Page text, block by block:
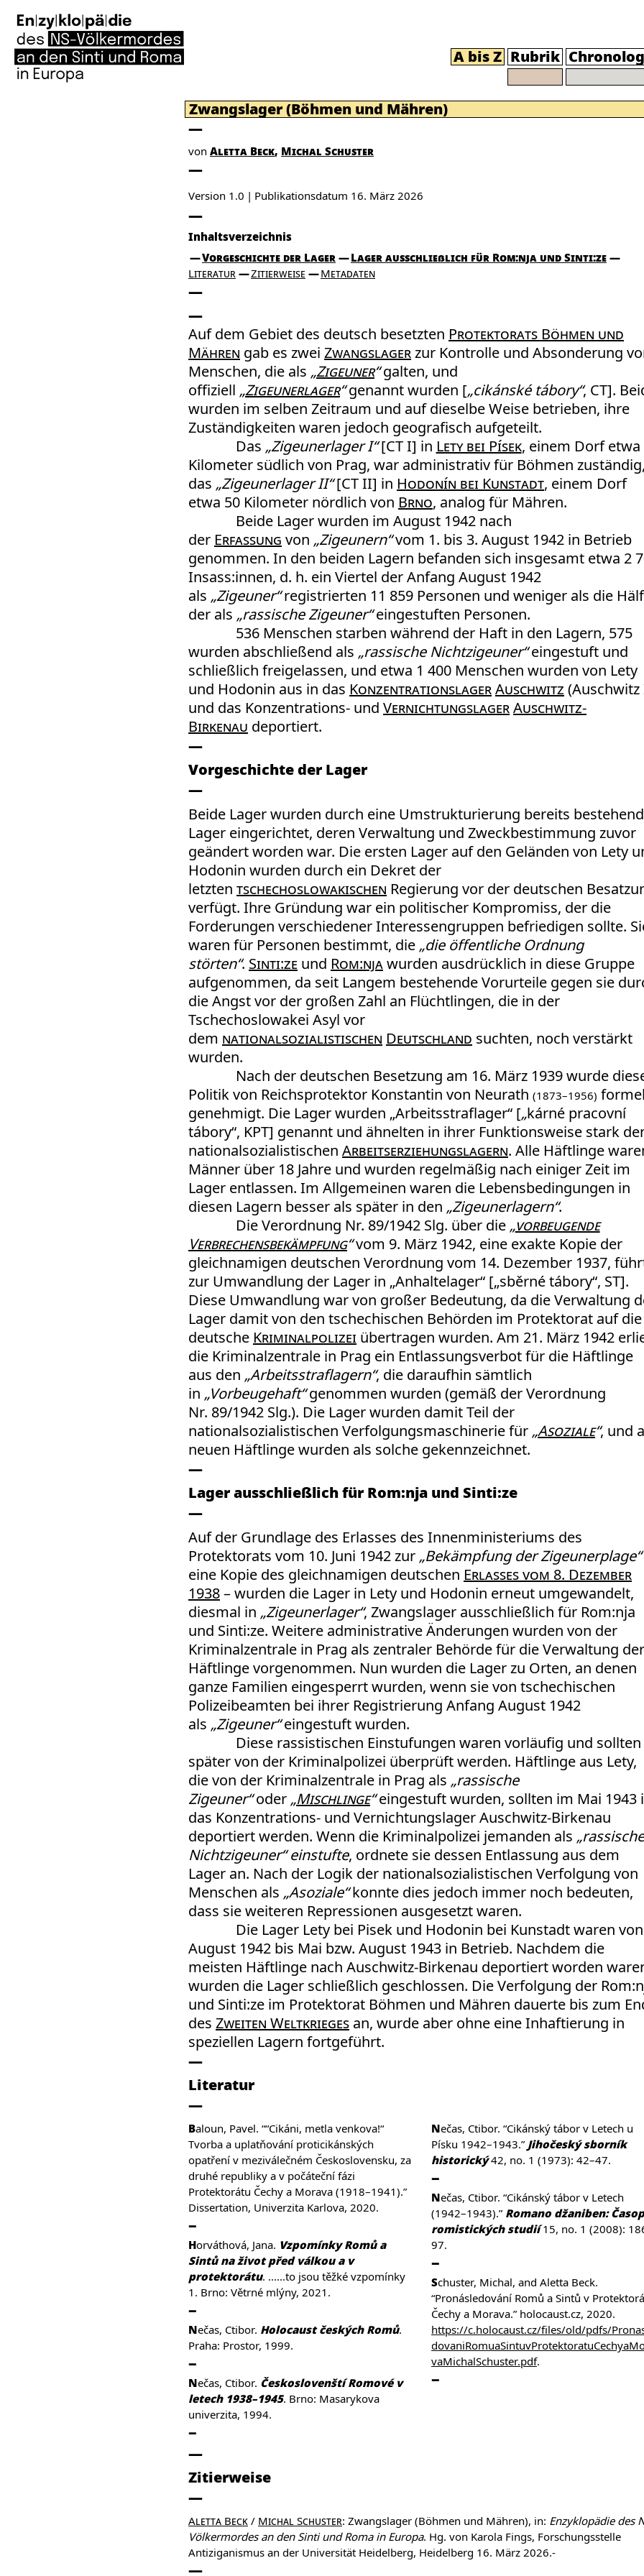
A bis Z Rubrik
Zwangslager (Böhmen und Mähren)
von Aletta Beck Michal Schuster
Version 1.0 Publikationsdatum 16. März 2026
Inhaltsverzeichnis
Vorgeschichte der Lager
Lager ausschließlich für Rom:nja und Sinti:ze
Literatur
Zitierweise Metadaten
Auf dem Gebiet des deutsch besetzten Protektorats Böhmen und
Mähren gab es zwei Zwangslagerzur Kontrolle und Absonderung
Menschen, die als „Zigeuner“galten, und
offiziell „Zigeunerlager“genannt wurden [„cikánské tábory“, CT].
wurden im selben Zeitraum und auf dieselbe Weise betrieben, ihre
Zuständigkeiten waren jedoch geografisch aufgeteilt.
Das „Zigeunerlager I“[CT I] in Lety bei Písek, einem Dorf etwa
Kilometer südlich von Prag, war administrativ für Böhmen zuständig,
das „Zigeunerlager II“[CT II] in Hodonín bei Kunstadt, einem Dorf
etwa 50 Kilometer nördlich von Brno, analog für Mähren.
Beide Lager wurden im August 1942 nach
der Erfassung von „Zigeunern“vom 1. bis 3. August 1942 in Betrieb
genommen. In den beiden Lagern befanden sich insgesamt etwa 2
Insass:innen, d. h. ein Viertel der Anfang August 1942
als „Zigeuner“registrierten 11 859 Personen und weniger als die
der als „rassische Zigeuner“eingestuften Personen.
536 Menschen starben während der Haft in den Lagern, 575
wurden abschließend als „rassische Nichtzigeuner“eingestuft und
schließlich freigelassen, und etwa 1 400 Menschen wurden von Lety
und Hodonin aus in das KonzentrationslagerAuschwitz (Auschwitz
und das Konzentrations- und VernichtungslagerAuschwitz-
Birkenau deportiert.
Vorgeschichte der Lager
Beide Lager wurden durch eine Umstrukturierung bereits
Lager eingerichtet, deren Verwaltung und Zweckbestimmung zuvor
geändert worden war. Die ersten Lager auf den Geländen von Lety
Hodonin wurden durch ein Dekret der
letzten tschechoslowakischen Regierung vor der deutschen
verfügt. Ihre Gründung war ein politischer Kompromiss, der die
Forderungen verschiedener Interessengruppen befriedigen sollte.
waren für Personen bestimmt, die „die öffentliche Ordnung
störten“. Sinti:ze und Rom:njawurden ausdrücklich in diese Gruppe
aufgenommen, da seit Langem bestehende Vorurteile gegen sie
die Angst vor der großen Zahl an Flüchtlingen, die in der
Tschechoslowakei Asyl vor
dem nationalsozialistischen Deutschland suchten, noch verstärkt
wurden.
Nach der deutschen Besetzung am 16. März 1939 wurde
Politik von Reichsprotektor Konstantin von Neurath (1873–1956)
genehmigt. Die Lager wurden „Arbeitsstraflager“ [„kárné pracovní
tábory“, KPT] genannt und ähnelten in ihrer Funktionsweise stark
nationalsozialistischen Arbeitserziehungslagern. Alle Häftlinge
Männer über 18 Jahre und wurden regelmäßig nach einiger Zeit im
Lager entlassen. Im Allgemeinen waren die Lebensbedingungen in
diesen Lagern besser als später in den „Zigeunerlagern“.
Die Verordnung Nr. 89/1942 Slg. über die „vorbeugende
Verbrechensbekämpfung“vom 9. März 1942, eine exakte Kopie der
gleichnamigen deutschen Verordnung vom 14. Dezember 1937,
zur Umwandlung der Lager in „Anhaltelager“ [„sběrné tábory“, ST].
Diese Umwandlung war von großer Bedeutung, da die Verwaltung
Lager damit von den tschechischen Behörden im Protektorat auf die
deutsche Kriminalpolizei übertragen wurden. Am 21. März 1942
die Kriminalzentrale in Prag ein Entlassungsverbot für die Häftlinge
aus den „Arbeitsstraflagern“, die daraufhin sämtlich
in „Vorbeugehaft“genommen wurden (gemäß der Verordnung
Nr. 89/1942 Slg.). Die Lager wurden damit Teil der
nationalsozialistischen Verfolgungsmaschinerie für „Asoziale“, und
neuen Häftlinge wurden als solche gekennzeichnet.
Lager ausschließlich für Rom:nja und Sinti:ze
Auf der Grundlage des Erlasses des Innenministeriums des
Protektorats vom 10. Juni 1942 zur „Bekämpfung der Zigeunerplage“
eine Kopie des gleichnamigen deutschen Erlasses vom 8. Dezember
1938– wurden die Lager in Lety und Hodonin erneut umgewandelt,
diesmal in „Zigeunerlager“, Zwangslager ausschließlich für Rom:nja
und Sinti:ze. Weitere administrative Änderungen wurden von der
Kriminalzentrale in Prag als zentraler Behörde für die Verwaltung der
Häftlinge vorgenommen. Nun wurden die Lager zu Orten, an denen
ganze Familien eingesperrt wurden, wenn sie von tschechischen
Polizeibeamten bei ihrer Registrierung Anfang August 1942
als „Zigeuner“eingestuft wurden.
Diese rassistischen Einstufungen waren vorläufig und sollten
später von der Kriminalpolizei überprüft werden. Häftlinge aus Lety,
die von der Kriminalzentrale in Prag als „rassische
Zigeuner“oder „Mischlinge“eingestuft wurden, sollten im Mai 1943
das Konzentrations- und Vernichtungslager Auschwitz-Birkenau
deportiert werden. Wenn die Kriminalpolizei jemanden als
Nichtzigeuner“ einstufte, ordnete sie dessen Entlassung aus dem
Lager an. Nach der Logik der nationalsozialistischen Verfolgung von
Menschen als „Asoziale“konnte dies jedoch immer noch bedeuten,
dass sie weiteren Repressionen ausgesetzt waren.
Die Lager Lety bei Pisek und Hodonin bei Kunstadt waren von
August 1942 bis Mai bzw. August 1943 in Betrieb. Nachdem die
meisten Häftlinge nach Auschwitz-Birkenau deportiert worden
wurden die Lager schließlich geschlossen. Die Verfolgung der
und Sinti:ze im Protektorat Böhmen und Mähren dauerte bis zum
des Zweiten Weltkrieges an, wurde aber ohne eine Inhaftierung in
speziellen Lagern fortgeführt.
Literatur
Baloun, Pavel. ““Cikáni, metla venkova!“
Tvorba a uplatňování proticikánských
opatření v meziválečném Československu, za
druhé republiky a v počáteční fázi
Protektorátu Čechy a Morava (1918–1941).”
Dissertation, Univerzita Karlova, 2020.
Horváthová, Jana. Vzpomínky Romů a
Sintů na život před válkou a v
protektorátu. ......to jsou těžké vzpomínky
1. Brno: Větrné mlýny, 2021.
Nečas, Ctibor. Holocaust českých Romů.
Praha: Prostor, 1999.
Nečas, Ctibor. Českoslovenští Romové v
letech 1938–1945. Brno: Masarykova
univerzita, 1994.
Nečas, Ctibor. “Cikánský tábor v Letech u
Písku 1942–1943.” Jihočeský sborník
historický42, no. 1 (1973): 42–47.
Nečas, Ctibor. “Cikánský tábor v Letech
(1942–1943).” Romano džaniben:
romistických studií15, no. 1 (2008):
97.
Schuster, Michal, and Aletta Beck.
“Pronásledování Romů a Sintů v
Čechy a Morava.” holocaust.cz, 2020.
https://c.holocaust.cz/files/old/pdfs/
vaMichalSchuster.pdf.
Zitierweise
Aletta Beck / Michal Schuster: Zwangslager (Böhmen und Mähren), in: Enzyklopädie des
Völkermordes an den Sinti und Roma in Europa. Hg. von Karola Fings, Forschungsstelle
Antiziganismus an der Universität Heidelberg, Heidelberg 16. März 2026.-